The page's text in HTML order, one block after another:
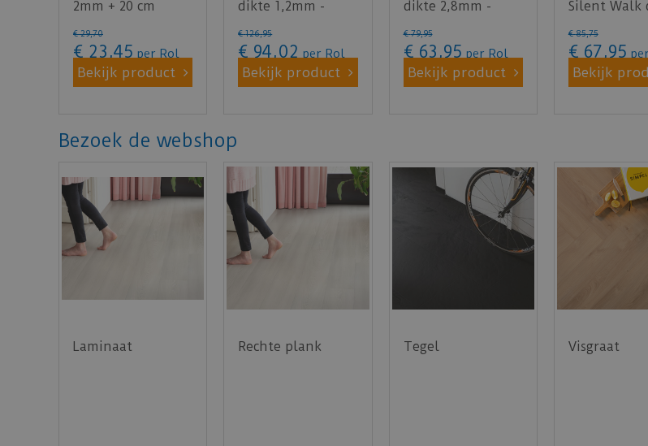
2mm + 20 cm
plakstrip - 15m²
€ 29,70
€ 23 ,45 per Rol
Bekijk product
dikte 1,2mm -
€ 126,95
€ 94,02 per Rol
Bekijk product
dikte 2,8mm -
€ 79,95
€ 63 ,95 per Rol
Bekijk product
Silent Walk
€ 85,75
€ 67,95
Bekijk
Bezoek de webshop
Laminaat Rechte plank Tegel Visgraat